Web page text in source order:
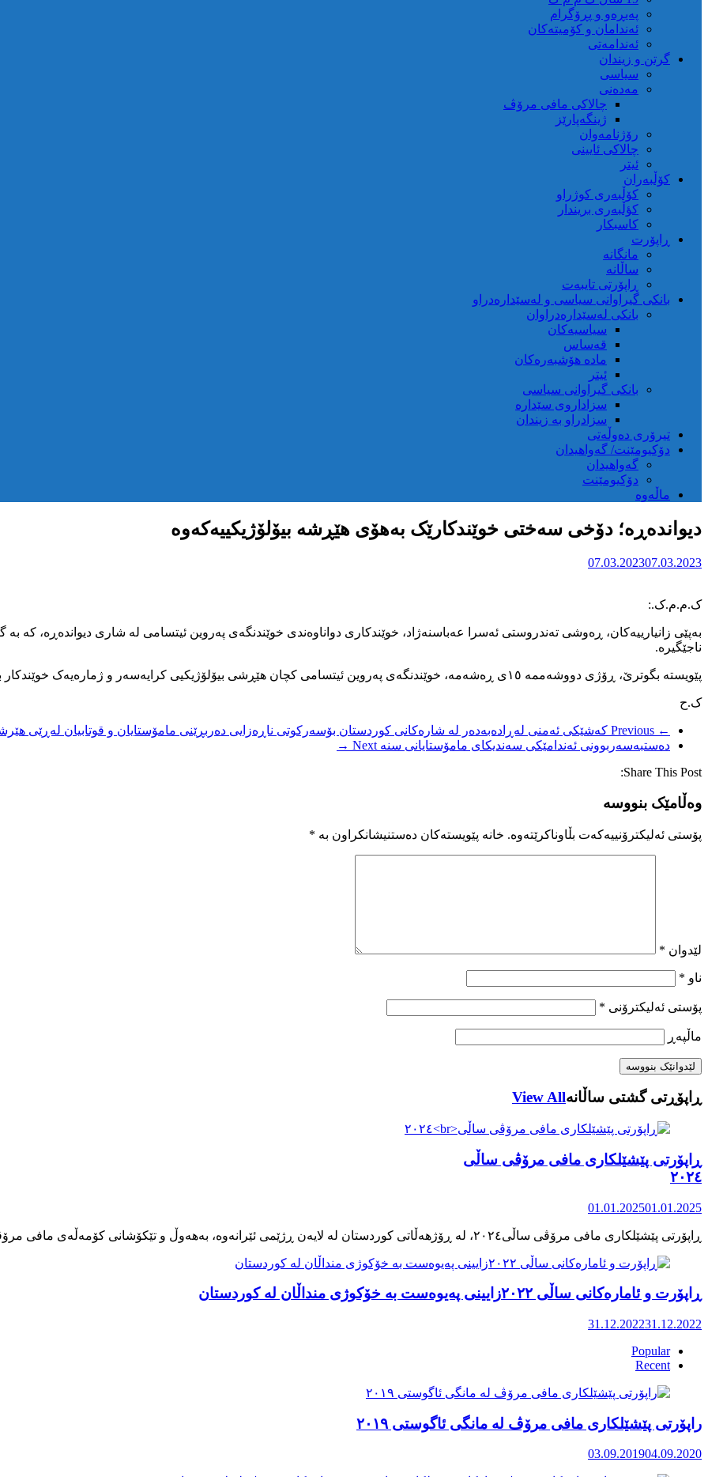
پەیڕەو و پڕۆگرام
ئەندامان و کۆمیتەکان
ئەندامەتی
گرتن و زیندان
سیاسی
مەدەنی
چالاکی مافی مرۆڤ
ژینگەپارێز
رۆژنامەوان
چالاکی ئایینی
ئیتر
کۆڵبەران
کۆڵبەری کوژراو
کؤڵبەری بریندار
کاسبکار
ڕاپۆرت
مانگانە
ساڵانە
ڕاپۆرتی تایبەت
بانکی گیراوانی سیاسی و لەسێدارەدراو
بانکی لەسێدارەدراوان
سیاسیەکان
قەساس
مادە هۆشبەرەکان
ئیتر
بانکی گیراوانی سیاسی
سزاداروی سێدارە
سزادراو بە زیندان
تیرۆری دەوڵەتی
دۆکیومێنت/ گەواهیدان
گەواهیدان
دۆکیومێنت
ماڵەوە
دیواندەڕە؛ دۆخی سەختی خوێندکارێک بەهۆی هێڕشە بیۆلۆژیکییەکەوە
07.03.202307.03.2023
ک.م.م.ک.:
بەپێی زانیارییەکان، ڕەوشی تەندروستی ئەسرا عەباسنەژاد، خوێندکاری دواناوەندی خوێندنگەی پەروین ئیتسامی لە شاری دیواندەڕە، کە
ناجێگیرە.
پێویستە بگوترێ، ڕۆژی دووشەممە ١٥ی ڕەشەمە، خوێندنگەی پەروین ئیتسامی کچان هێڕشی بیۆلۆژیکیی کرایەسەر و ژمارەیەک خوێندکار بە سەختی ژەهراوی بوون و گوازرانەوە بۆ نەخۆشخانە.
ک.ح
← Previous
کەشێکی ئەمنی لەڕادەبەدەر لە شارەکانی کوردستان بۆسەرکوتی ناڕەزایی دەربڕێنی مامۆستایان و قوتابیان لەڕێی
دەستبەسەربوونی ئەندامێکی سەندیکای مامۆستایانی سنە Next →
Share This Post:
وەڵامێک بنووسە
پۆستی ئەلیکترۆنییەکەت بڵاوناکرێتەوە. خانە پێویستەکان دەستنیشانکراون بە *
لێدوان *
ناو *
پۆستی ئەلیکترۆنی *
ماڵپه‌ڕ
ڕاپۆڕتی گشتی ساڵانهView All
ڕاپۆرتی پێشێلکاری مافی مرۆڤی ساڵی
٢٠٢٤
01.01.202501.01.2025
ڕاپۆرت و ئامارەکانی ساڵی ٢٠٢٢زایینی پەیوەست بە خۆکوژی منداڵان لە کوردستان
31.12.202231.12.2022
Popular
Recent
راپۆرتی پێشێلكاری مافی مرۆڤ له‌ مانگی ئاگوستی ٢٠١٩
03.09.201904.09.2020